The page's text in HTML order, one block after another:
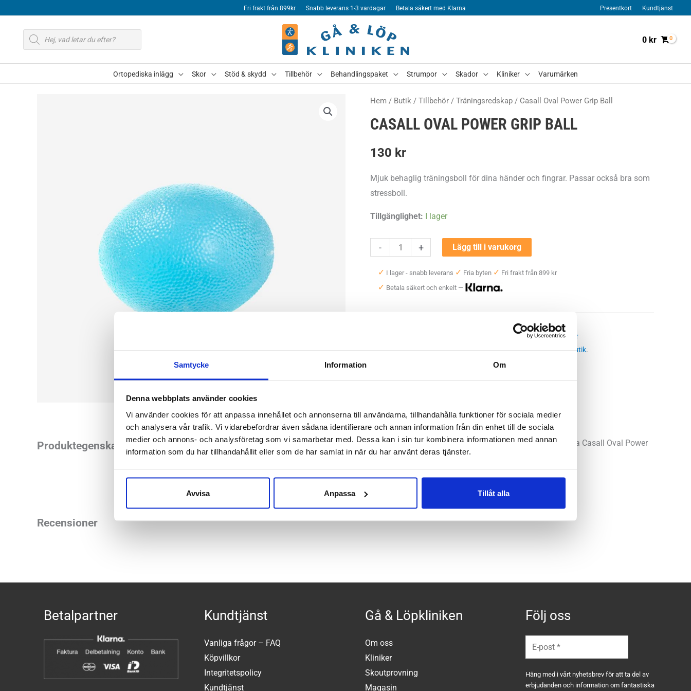
Samtycke Information Om
Denna webbplats använder cookies
Vi använder cookies för att anpassa innehållet och annonserna till användarna, tillhandahålla funktioner för sociala medier
och analysera vår trafik. Vi vidarebefordrar även sådana identifierare och annan information från din enhet till de sociala
medier och annons- och analysföretag som vi samarbetar med. Dessa kan i sin tur kombinera informationen med annan
information som du har tillhandahållit eller som de har samlat in när du har använt deras tjänster.
Avvisa Anpassa Tillåt alla
Fri frakt från 899kr Snabb leverans 1-3 vardagar Betala säkert med Klarna Presentkort Kundtjänst
Produktsökning
0 kr
Ortopediska inlägg Skor Stöd & skydd Tillbehör Behandlingspaket Strumpor Skador Kliniker Varumärken
Hem / Butik / Tillbehör / Träningsredskap / Casall Oval Power Grip Ball
CASALL OVAL POWER GRIP BALL
130 kr
Mjuk behaglig träningsboll för dina händer och fingrar. Passar också bra som
stressboll.
Tillgänglighet: I lager
-
Casall
Oval
Power
Grip
+ Lägg till i varukorg
✓ I lager - snabb leverans ✓ Fria byten ✓ Fri frakt från 899 kr
✓ Betala säkert och enkelt —
träningsboll för händer
butik.
Produktegenskaper
Mjuk träningsboll för träning av händer, fingrar och underarmar. Den ovala formen gör också att vi gillar att använda Casall Oval Power
Grip Ball som en stressboll.
Recensioner
Betalpartner Kundtjänst
Vanliga frågor – FAQ
Köpvillkor
Integritetspolicy
Kundtjänst
Gå & Löpkliniken
Om oss
Kliniker
Skoutprovning
Magasin
Följ oss
Häng med i vårt nyhetsbrev för att ta del av
erbjudanden och information om fantastiska